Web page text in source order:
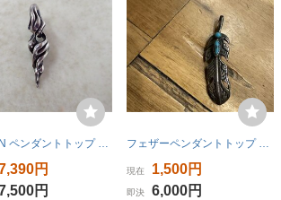
TAUJAN ペンダントトップ 脈 シルバー【PP
円
円
フェザーペンダントトップ シルバー ターコイズ装飾
現在 1,500円
即決 6,000円